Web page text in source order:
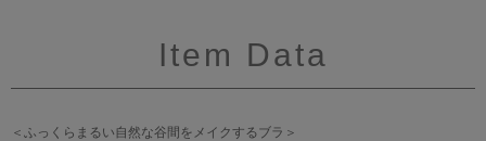
Item Data
＜ふっくらまるい自然な谷間をメイクするブラ＞